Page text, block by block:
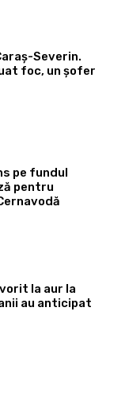
Severin.
foc, un șofer
pe fundul
pentru
la aur la
au anticipat